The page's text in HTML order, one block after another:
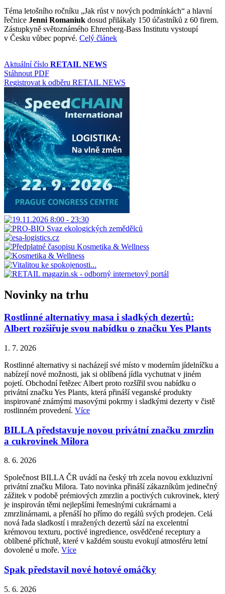
Téma letošního ročníku „Jak růst v nových podmínkách“ a hlavní
řečnice Jenni Romaniuk dosud přilákaly 150 účastníků z 60 firem.
Zástupkyně světoznámého Ehrenberg-Bass Institutu vystoupí
v Česku vůbec poprvé. Celý článek
Aktuální číslo RETAIL NEWS
Stáhnout PDF
Registrovat k odběru RETAIL NEWS
Novinky na trhu
Rostlinné alternativy masa i sladkých dezertů:
Albert rozšiřuje svou nabídku o značku Yes Plants
1. 7. 2026
Rostlinné alternativy si nacházejí své místo v moderním jídelníčku a
nabízejí nové možnosti, jak si oblíbená jídla vychutnat v jiném
pojetí. Obchodní řetězec Albert proto rozšířil svou nabídku o
privátní značku Yes Plants, která přináší veganské produkty
inspirované známými masovými pokrmy i sladkými dezerty v čistě
rostlinném provedení. Více
BILLA představuje novou privátní značku zmrzlin
a cukrovinek Milora
8. 6. 2026
Společnost BILLA ČR uvádí na český trh zcela novou exkluzivní
privátní značku Milora. Tato novinka přináší zákazníkům jedinečný
zážitek v podobě prémiových zmrzlin a poctivých cukrovinek, který
je inspirován těmi nejlepšími řemeslnými cukrárnami a
zmrzlinárnami, a přenáší ho přímo do regálů svých prodejen. Celá
nová řada sladkostí i mražených dezertů sází na excelentní
krémovou texturu, poctivé ingredience, osvědčené receptury a
oblíbené příchutě, které v každém soustu evokují atmosféru letní
dovolené u moře. Více
Spak představil nové hotové omáčky
5. 6. 2026